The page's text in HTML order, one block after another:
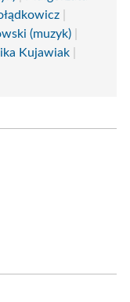
(muzyk)
Kujawiak